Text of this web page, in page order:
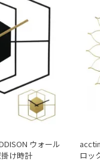
ウォール
け時計
ロッ